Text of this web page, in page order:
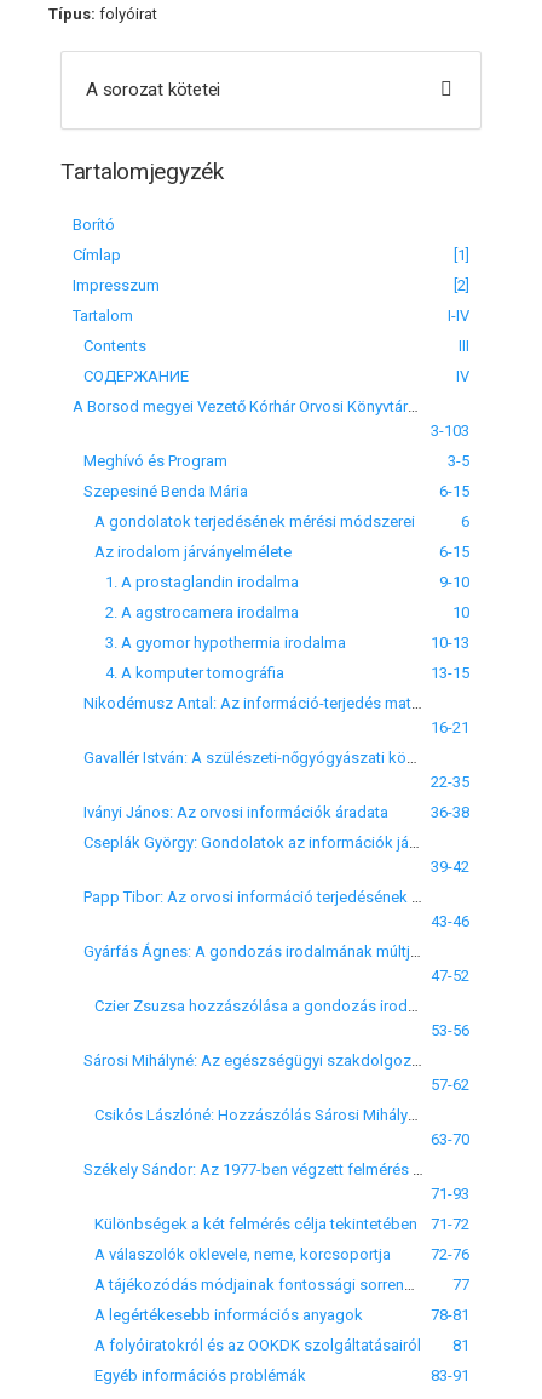
Típus: folyóirat
A sorozat kötetei
Tartalomjegyzék
Borító
Címlap
[1]
Impresszum
[2]
Tartalom
I-IV
Contents
III
СОДЕРЖАНИЕ
IV
A Borsod megyei Vezető Kórhár Orvosi Könyvtára és az Országos Orvostudományi Könyvtár és Dokumentációs központ 6. Tájértekezlete
3-103
Meghívó és Program
3-5
Szepesiné Benda Mária
6-15
A gondolatok terjedésének mérési módszerei
6
Az irodalom járványelmélete
6-15
1. A prostaglandin irodalma
9-10
2. A agstrocamera irodalma
10
3. A gyomor hypothermia irodalma
10-13
4. A komputer tomográfia
13-15
16-21
22-35
Iványi János: Az orvosi információk áradata
36-38
39-42
43-46
47-52
53-56
57-62
63-70
71-93
Különbségek a két felmérés célja tekintetében
71-72
A válaszolók oklevele, neme, korcsoportja
72-76
77
A legértékesebb információs anyagok
78-81
A folyóiratokról és az OOKDK szolgáltatásairól
81
Egyéb információs problémák
83-91